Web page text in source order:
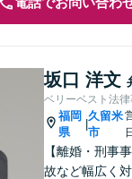
坂口 洋文
ベリーベスト法
福岡
県
|
久留米
市
【離婚・刑事
故など幅広く